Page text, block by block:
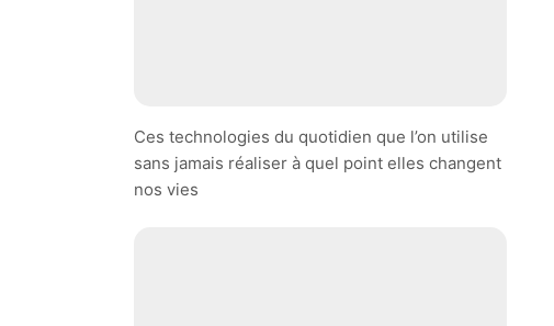
Ces technologies du quotidien que l’on utilise
sans jamais réaliser à quel point elles changent
nos vies